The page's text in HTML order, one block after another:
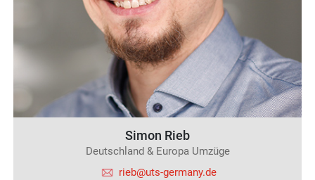
Simon Rieb
Deutschland & Europa Umzüge
rieb@uts-germany.de